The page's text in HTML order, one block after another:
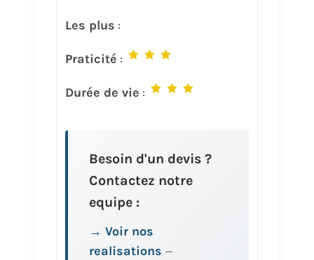
Les plus :
Praticité :
Durée de vie :
Besoin d'un devis ?
Contactez notre
equipe :
→ Voir nos
realisations —